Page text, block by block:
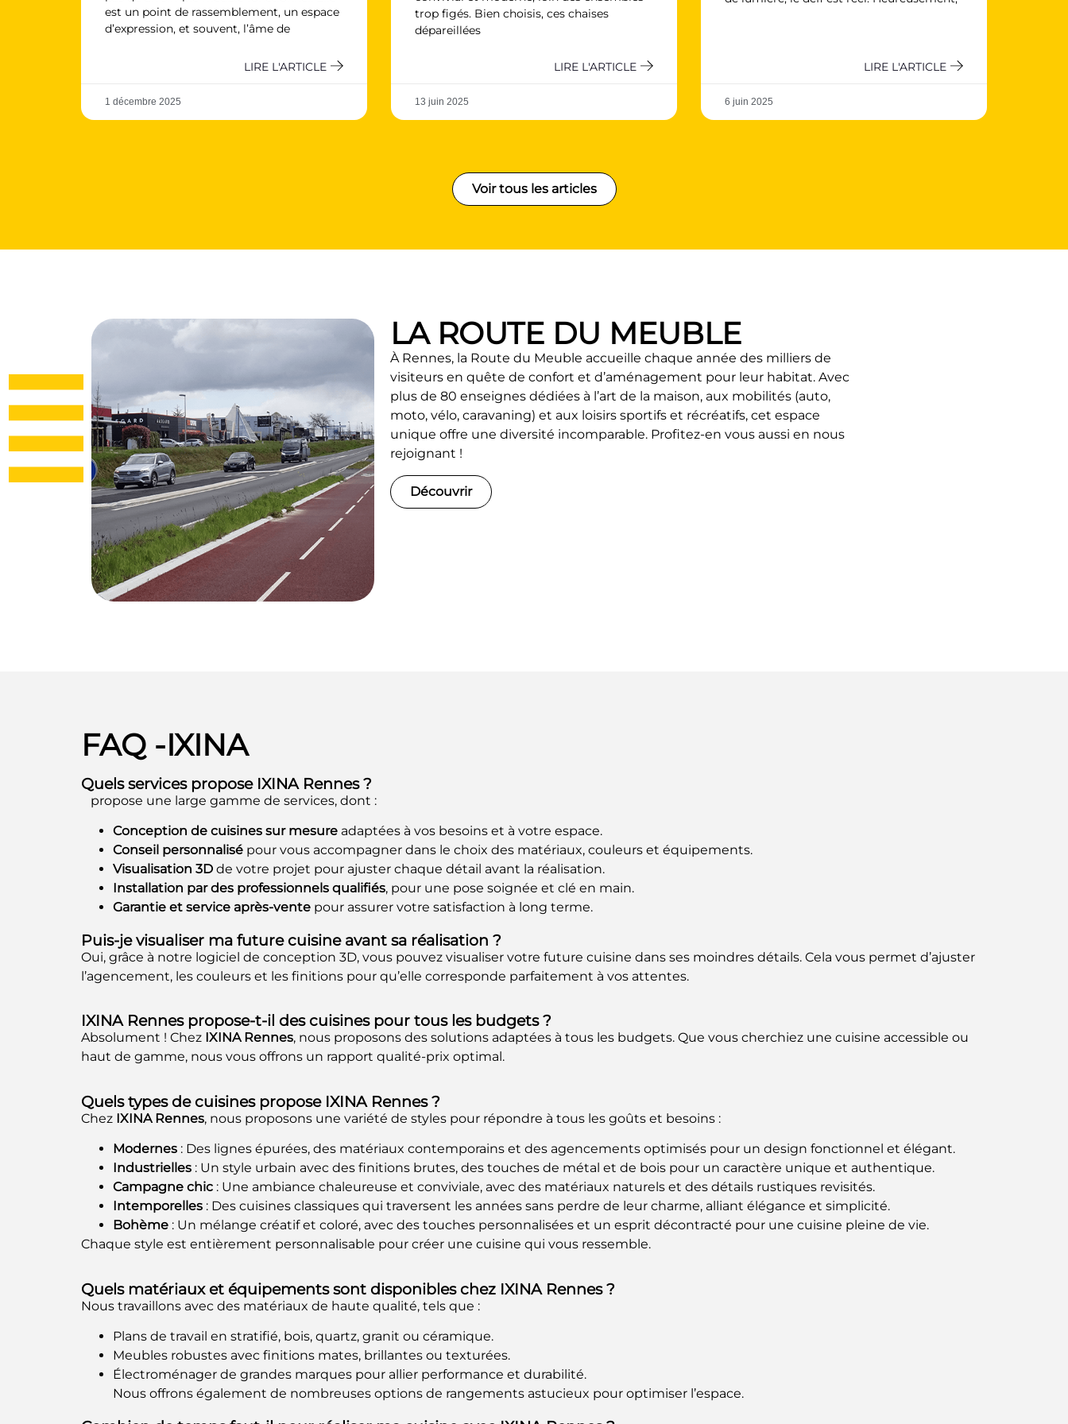
est un point de rassemblement, un espace
d’expression, et souvent, l’âme de
LIRE L'ARTICLE
1 décembre 2025
trop figés. Bien choisis, ces chaises
dépareillées
LIRE L'ARTICLE
13 juin 2025
LIRE L'ARTICLE
6 juin 2025
Voir tous les articles
LA ROUTE DU MEUBLE
À Rennes, la Route du Meuble accueille chaque année des milliers de
visiteurs en quête de confort et d’aménagement pour leur habitat. Avec
plus de 80 enseignes dédiées à l’art de la maison, aux mobilités (auto,
moto, vélo, caravaning) et aux loisirs sportifs et récréatifs, cet espace
unique offre une diversité incomparable. Profitez-en vous aussi en nous
rejoignant !
Découvrir
FAQ -IXINA
Quels services propose IXINA Rennes ?
propose une large gamme de services, dont :
Conception de cuisines sur mesure adaptées à vos besoins et à votre espace.
Conseil personnalisé pour vous accompagner dans le choix des matériaux, couleurs et équipements.
Visualisation 3D de votre projet pour ajuster chaque détail avant la réalisation.
Installation par des professionnels qualifiés, pour une pose soignée et clé en main.
Garantie et service après-vente pour assurer votre satisfaction à long terme.
Puis-je visualiser ma future cuisine avant sa réalisation ?
Oui, grâce à notre logiciel de conception 3D, vous pouvez visualiser votre future cuisine dans ses moindres détails. Cela vous permet d’ajuster
l’agencement, les couleurs et les finitions pour qu’elle corresponde parfaitement à vos attentes.
IXINA Rennes propose-t-il des cuisines pour tous les budgets ?
Absolument ! Chez IXINA Rennes, nous proposons des solutions adaptées à tous les budgets. Que vous cherchiez une cuisine accessible ou
haut de gamme, nous vous offrons un rapport qualité-prix optimal.
Quels types de cuisines propose IXINA Rennes ?
Chez IXINA Rennes, nous proposons une variété de styles pour répondre à tous les goûts et besoins :
Modernes : Des lignes épurées, des matériaux contemporains et des agencements optimisés pour un design fonctionnel et élégant.
Industrielles : Un style urbain avec des finitions brutes, des touches de métal et de bois pour un caractère unique et authentique.
Campagne chic : Une ambiance chaleureuse et conviviale, avec des matériaux naturels et des détails rustiques revisités.
Intemporelles : Des cuisines classiques qui traversent les années sans perdre de leur charme, alliant élégance et simplicité.
Bohème : Un mélange créatif et coloré, avec des touches personnalisées et un esprit décontracté pour une cuisine pleine de vie.
Chaque style est entièrement personnalisable pour créer une cuisine qui vous ressemble.
Quels matériaux et équipements sont disponibles chez IXINA Rennes ?
Nous travaillons avec des matériaux de haute qualité, tels que :
Plans de travail en stratifié, bois, quartz, granit ou céramique.
Meubles robustes avec finitions mates, brillantes ou texturées.
Électroménager de grandes marques pour allier performance et durabilité.
Nous offrons également de nombreuses options de rangements astucieux pour optimiser l’espace.